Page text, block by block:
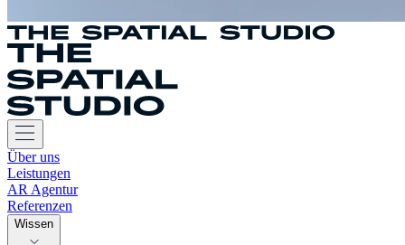
Über uns
Leistungen
AR Agentur
Referenzen
Wissen